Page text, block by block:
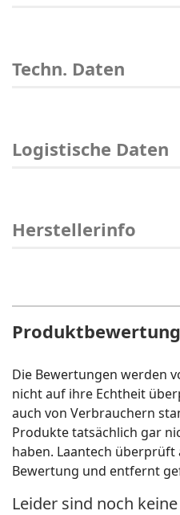
Techn. Daten
Logistische Daten
Herstellerinfo
Die Bewertungen werden
nicht auf ihre Echtheit
auch von Verbrauchern
Produkte tatsächlich gar
haben. Laantech überprüft
Bewertung und entfernt
Leider sind noch